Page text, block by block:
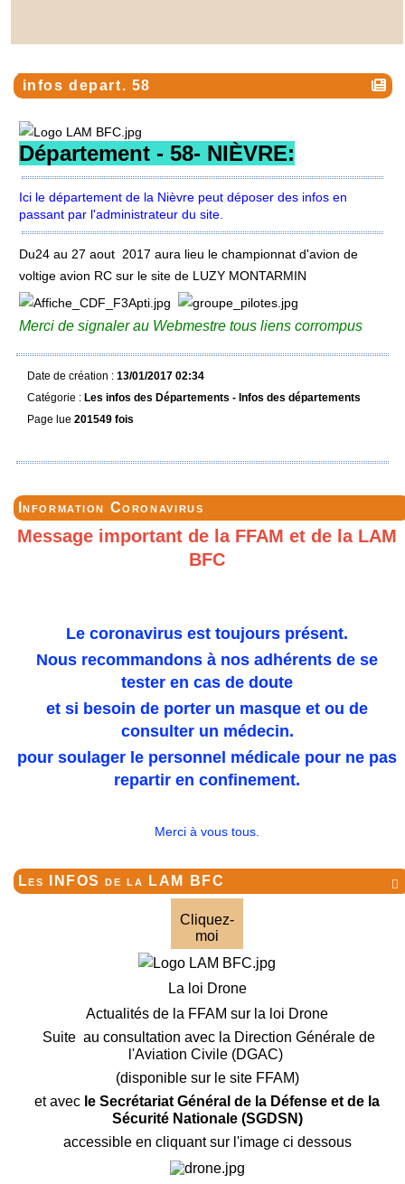
infos depart. 58
Département - 58- NIÈVRE:
Ici le département de la Nièvre peut déposer des infos en
passant par l'administrateur du site.
Du24 au 27 aout 2017 aura lieu le championnat d'avion de
voltige avion RC sur le site de LUZY MONTARMIN
Merci de signaler au Webmestre tous liens corrompus
Date de création : 13/01/2017 02:34
Catégorie : Les infos des Départements - Infos des départements
Page lue 201549 fois
Information Coronavirus
Message important de la FFAM et de la LAM
BFC
Le coronavirus est toujours présent.
Nous recommandons à nos adhérents de se
tester en cas de doute
et si besoin de porter un masque et ou de
consulter un médecin.
pour soulager le personnel médicale pour ne pas
repartir en confinement.
Merci à vous tous.

Les INFOS de la LAM BFC
Cliquez-
moi
La loi Drone
Actualités de la FFAM sur la loi Drone
Suite au consultation avec la Direction Générale de
l'Aviation Civile (DGAC)
(disponible sur le site FFAM)
et avec le Secrétariat Général de la Défense et de la
Sécurité Nationale (SGDSN)
accessible en cliquant sur l'image ci dessous